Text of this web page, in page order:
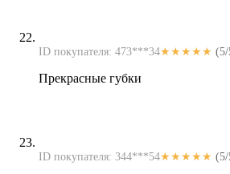
ID покупателя: 473***34★★★★★ (5/
Прекрасные губки
ID покупателя: 344***54★★★★★ (5/